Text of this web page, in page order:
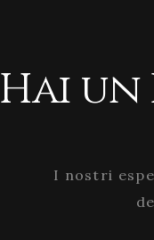
Hai
I nostri